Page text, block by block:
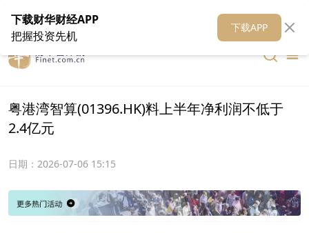
在线客服 关于我们 财华媒体矩阵 财华智库
粤港湾智算(01396.HK)料上半年净利润不低于
2.4亿元
日期： 2026-07-06 15:15
下载财华财经APP
把握投资先机
下载APP